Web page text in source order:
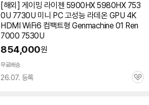
[해외] 게이밍 라이젠 5900HX5980HX753
0U 7730U 미니 PC 고성능 라데온 GPU 4K
HDMI WiFi6 컴팩트형 Genmachine 01 Ren
7000 7530U
854,000원
무료배송
26.07. 등록
관